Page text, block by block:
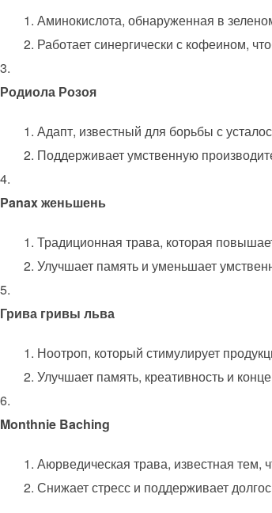
Аминокислота, обнаруженная в
Работает синергически с кофеином,
Родиола Розоя
Адапт, известный для борьбы с
Поддерживает умственную
Panax женьшень
Традиционная трава, которая
Улучшает память и уменьшает
Грива гривы льва
Ноотроп, который стимулирует
Улучшает память, креативность и
Monthnie Baching
Аюрведическая трава, известная тем,
Снижает стресс и поддерживает